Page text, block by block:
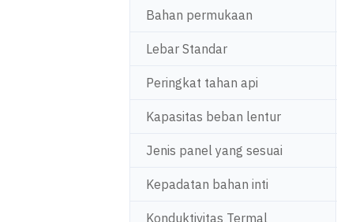
Bahan permukaan
Lebar Standar
Peringkat tahan api
Kapasitas beban lentur
Jenis panel yang sesuai
Kepadatan bahan inti
Konduktivitas Termal